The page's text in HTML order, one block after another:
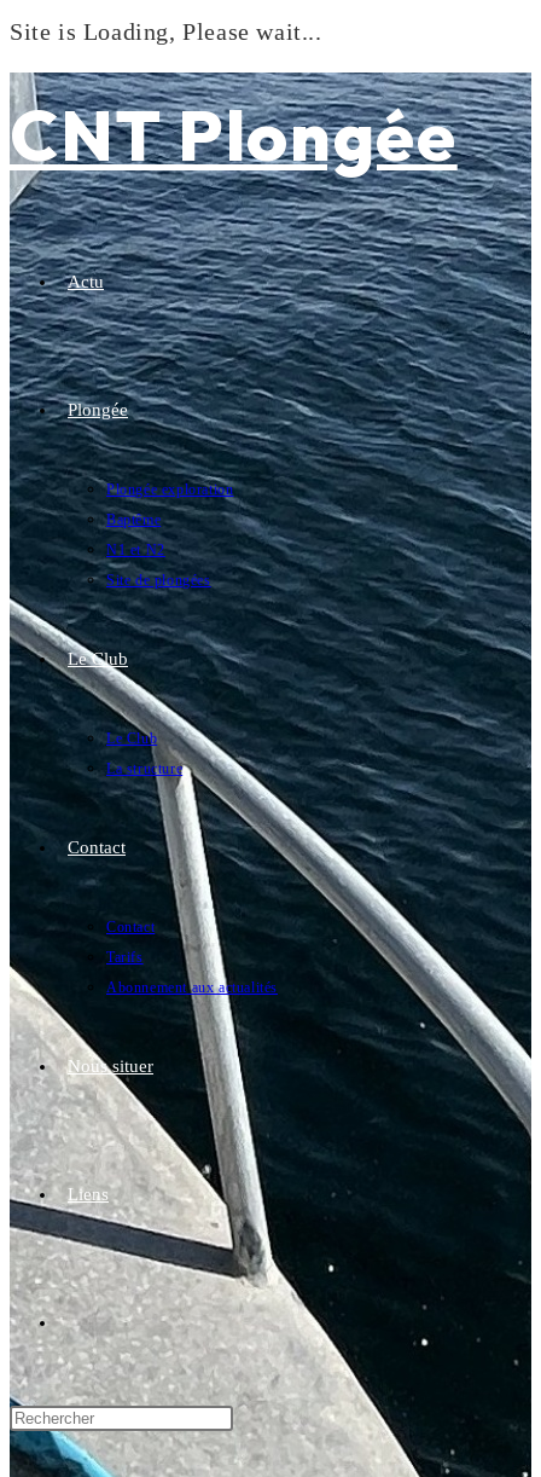
Site is Loading, Please wait...
to
content
CNT Plongée
Actu
Plongée
Plongée exploration
Baptême
N1 et N2
Site de plongées
Le Club
Le Club
La structure
Contact
Contact
Tarifs
Abonnement aux actualités
Nous situer
Liens
Toggle
website